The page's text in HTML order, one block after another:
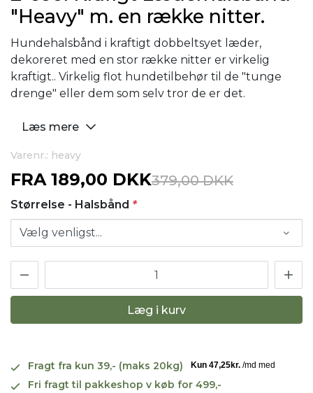
"Heavy" m. en række nitter.
Hundehalsbånd i kraftigt dobbeltsyet læder,
dekoreret med en stor række nitter er virkelig
kraftigt.. Virkelig flot hundetilbehør til de "tunge
drenge" eller dem som selv tror de er det.
Læs mere
Varenr.: heavy
FRA 189,00 DKK379,00 DKK
Størrelse - Halsbånd *
Læg i kurv
Fragt fra kun 39,- (maks 20kg)
Fri fragt til pakkeshop v køb for 499,-